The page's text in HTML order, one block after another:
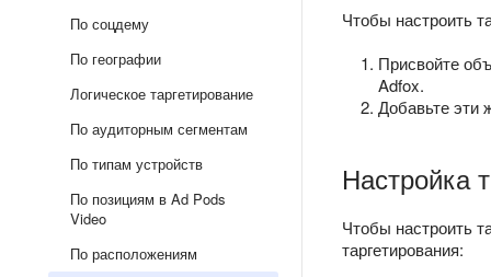
По соцдему
По географии
Логическое таргетирование
По аудиторным сегментам
По типам устройств
По позициям в Ad Pods
Video
По расположениям
Чтобы настроить
Присвойте
Adfox.
Добавьте эти
Настройка
Чтобы настроить
таргетирования: